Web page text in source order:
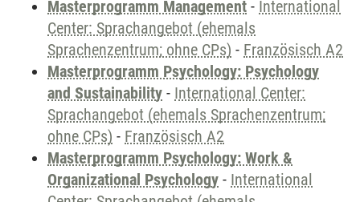
Masterprogramm Management - International
Center: Sprachangebot (ehemals
Sprachenzentrum; ohne CPs) - Französisch A2
Masterprogramm Psychology: Psychology
and Sustainability - International Center:
Sprachangebot (ehemals Sprachenzentrum;
ohne CPs) - Französisch A2
Masterprogramm Psychology: Work &
Organizational Psychology - International